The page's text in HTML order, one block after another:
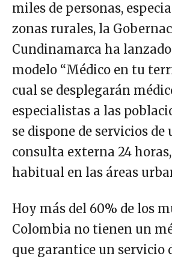
miles de personas,
zonas rurales, la
Cundinamarca ha
modelo “Médico en tu
cual se desplegarán
especialistas a las
se dispone de servicios de
consulta externa 24
habitual en las áreas
Hoy más del 60% de los
Colombia no tienen un
que garantice un servicio